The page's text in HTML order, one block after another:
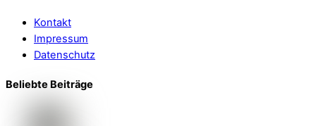
Kontakt
Impressum
Datenschutz
Beliebte Beiträge